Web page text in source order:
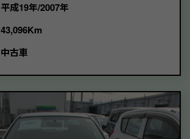
平成19年/2007年
43,096Km
中古車